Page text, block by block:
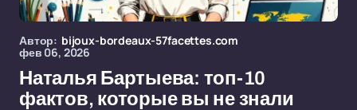
Автор: bijoux-bordeaux-57facettes.com
фев 06, 2026
Наталья Бартыева: топ-10
фактов, которые вы не знали